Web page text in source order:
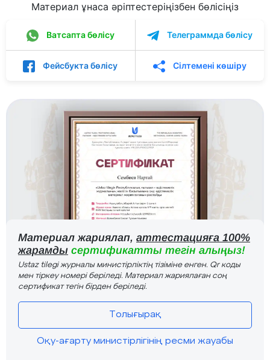
Материал ұнаса әріптестеріңізбен бөлісіңіз
Ватсапта бөлісу Телеграммда бөлісу
Фейсбукта бөлісу Сілтемені көшіру
Материал жариялап, аттестацияға 100%
жарамды сертификатты тегін алыңыз!
Ustaz tilegi журналы министірліктің тізіміне енген. Qr коды
мен тіркеу номері беріледі. Материал жариялаған соң
сертификат тегін бірден беріледі.
Толығырақ
Оқу-ағарту министірлігінің ресми жауабы